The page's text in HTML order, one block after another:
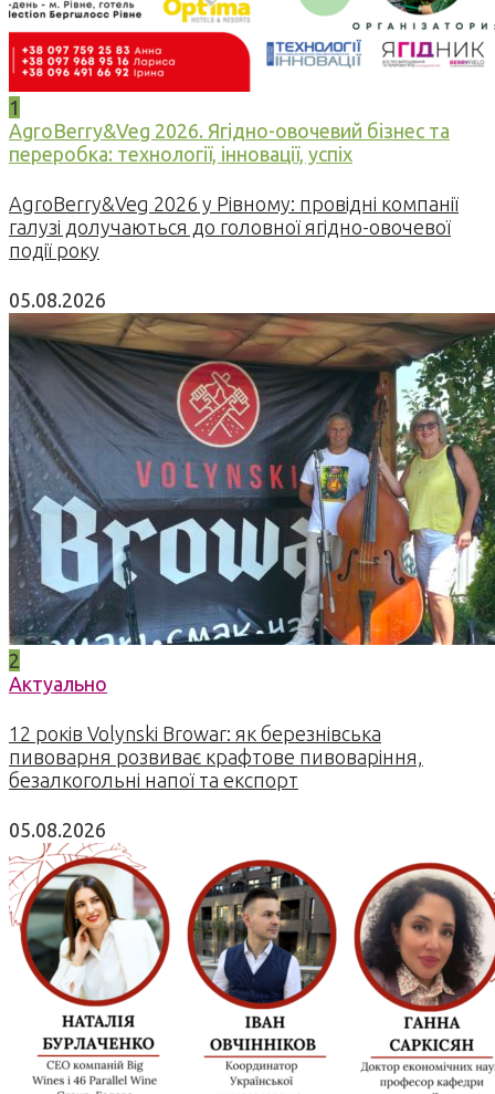
1
AgroBerry&Veg 2026. Ягідно-овочевий бізнес та
переробка: технології, інновації, успіх
AgroBerry&Veg 2026 у Рівному: провідні компанії
галузі долучаються до головної ягідно-овочевої
події року
05.08.2026
2
Актуально
12 років Volynski Browar: як березнівська
пивоварня розвиває крафтове пивоваріння,
безалкогольні напої та експорт
05.08.2026